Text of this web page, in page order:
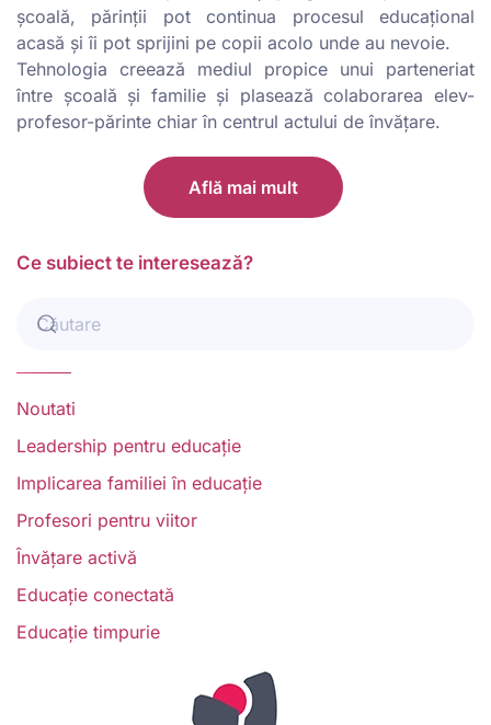
școală, părinții pot continua procesul educațional
acasă și îi pot sprijini pe copii acolo unde au nevoie.
Tehnologia creează mediul propice unui parteneriat
între școală și familie și plasează colaborarea elev-
profesor-părinte chiar în centrul actului de învățare.
Află mai mult
Ce subiect te interesează?
Noutati
Leadership pentru educație
Implicarea familiei în educație
Profesori pentru viitor
Învățare activă
Educație conectată
Educație timpurie